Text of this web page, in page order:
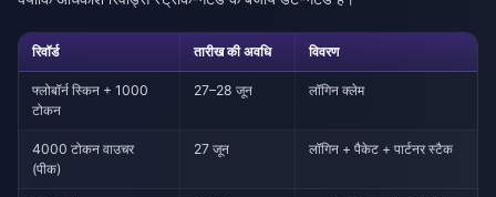
रिवॉर्ड तारीख की अवधि विवरण
फ्लोबॉर्न स्किन + 1000
टोकन
27–28 जून लॉगिन क्लेम
4000 टोकन वाउचर
(पीक)
27 जून लॉगिन + पैकेट + पार्टनर स्टैक